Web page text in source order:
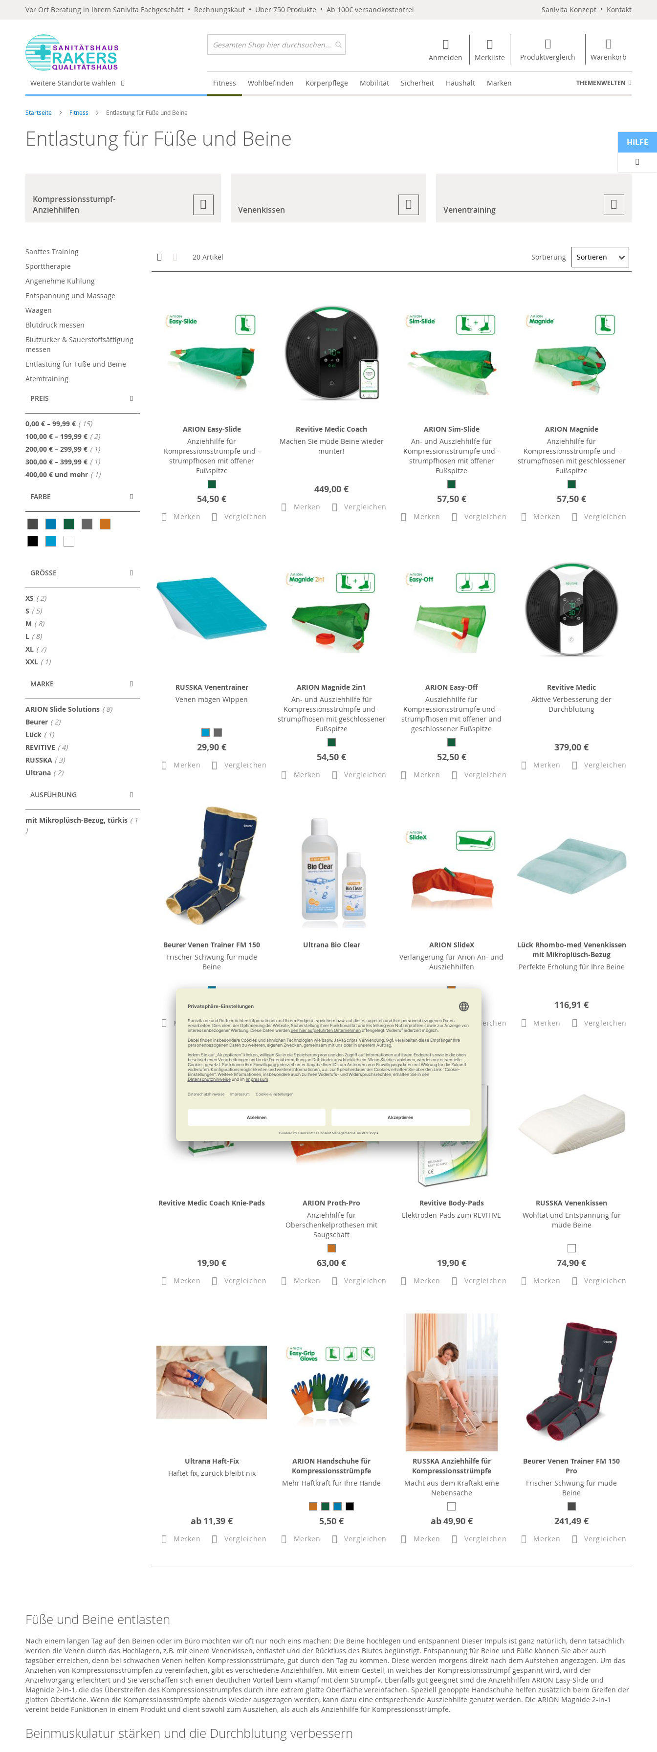
Vor Ort Beratung in Ihrem Sanivita Fachgeschäft • Rechnungskauf • Über 750 Produkte • Ab 100€ versandkostenfrei Sanivita Konzept • Kontakt
Anmelden Merkliste Produktvergleich Warenkorb
Weitere Standorte wählen Fitness Wohlbefinden Körperpflege Mobilität Sicherheit Haushalt Marken THEMENWELTEN
Startseite Fitness Entlastung für Füße und Beine
Entlastung für Füße und Beine
Kompressionsstumpf-
Anziehhilfen
Venenkissen Venentraining
Anzeigen
als
Kachelansicht
20 Artikel Sortierung
ARION Easy-Slide
Anziehhilfe für
Kompressionsstrümpfe und -
strumpfhosen mit offener
Fußspitze
54,50 €
Merken Vergleichen
Revitive Medic Coach
Machen Sie müde Beine wieder
munter!
449,00 €
Merken Vergleichen
ARION Sim-Slide
An- und Ausziehhilfe für
Kompressionsstrümpfe und -
strumpfhosen mit offener
Fußspitze
57,50 €
Merken Vergleichen
ARION Magnide
Anziehhilfe für
Kompressionsstrümpfe und -
strumpfhosen mit geschlossener
Fußspitze
57,50 €
Merken Vergleichen
RUSSKA Venentrainer
Venen mögen Wippen
29,90 €
Merken Vergleichen
ARION Magnide 2in1
An- und Ausziehhilfe für
Kompressionsstrümpfe und -
strumpfhosen mit geschlossener
Fußspitze
54,50 €
Merken Vergleichen
ARION Easy-Off
Ausziehhilfe für
Kompressionsstrümpfe und -
strumpfhosen mit offener und
geschlossener Fußspitze
52,50 €
Merken Vergleichen
Revitive Medic
Aktive Verbesserung der
Durchblutung
379,00 €
Merken Vergleichen
Beurer Venen Trainer FM 150
Frischer Schwung für müde
Beine
182,99 €
Merken Vergleichen
Ultrana Bio Clear
Merken Vergleichen
ARION SlideX
Verlängerung für Arion An- und
Ausziehhilfen
31,50 €
Merken Vergleichen
Lück Rhombo-med Venenkissen
mit Mikroplüsch-Bezug
Perfekte Erholung für Ihre Beine
116,91 €
Merken Vergleichen
Revitive Medic Coach Knie-Pads
19,90 €
Merken Vergleichen
ARION Proth-Pro
Anziehhilfe für
Oberschenkelprothesen mit
Saugschaft
63,00 €
Merken Vergleichen
Revitive Body-Pads
Elektroden-Pads zum REVITIVE
19,90 €
Merken Vergleichen
RUSSKA Venenkissen
Wohltat und Entspannung für
müde Beine
74,90 €
Merken Vergleichen
Ultrana Haft-Fix
Haftet fix, zurück bleibt nix
ab 11,39 €
Merken Vergleichen
ARION Handschuhe für
Kompressionsstrümpfe
Mehr Haftkraft für Ihre Hände
5,50 €
Merken Vergleichen
RUSSKA Anziehhilfe für
Kompressionsstrümpfe
Macht aus dem Kraftakt eine
Nebensache
ab49,90 €
Merken Vergleichen
Beurer Venen Trainer FM 150
Pro
Frischer Schwung für müde
Beine
241,49 €
Merken Vergleichen
Sanftes Training
Sporttherapie
Angenehme Kühlung
Entspannung und Massage
Waagen
Blutdruck messen
Blutzucker & Sauerstoffsättigung
messen
Entlastung für Füße und Beine
Atemtraining
PREIS
0,00 € – 99,99 € 15Artikel
100,00 € – 199,99 € 2Artikel
200,00 € – 299,99 € 1Artikel
300,00 € – 399,99 € 1Artikel
400,00 € und mehr 1Artikel
FARBE
GRÖSSE
XS 2Artikel
S 5Artikel
M 8Artikel
L 8Artikel
XL 7Artikel
XXL 1Artikel
MARKE
ARION Slide Solutions 8Artikel
Beurer 2Artikel
Lück 1Artikel
REVITIVE 4Artikel
RUSSKA 3Artikel
Ultrana 2Artikel
AUSFÜHRUNG
mit Mikroplüsch-Bezug, türkis 1
Artikel
Füße und Beine entlasten
Nach einem langen Tag auf den Beinen oder im Büro möchten wir oft nur noch eins machen: Die Beine hochlegen und entspannen! Dieser Impuls ist ganz natürlich, denn tatsächlich
werden die Venen durch das Hochlagern, z.B. mit einem Venenkissen, entlastet und der Rückfluss des Blutes begünstigt. Entspannung für Beine und Füße können Sie aber auch
tagsüber erreichen, denn bei schwachen Venen helfen Kompressionsstrümpfe, gut durch den Tag zu kommen. Diese werden morgens direkt nach dem Aufstehen angezogen. Um das
Anziehen von Kompressionsstrümpfen zu vereinfachen, gibt es verschiedene Anziehhilfen. Mit einem Gestell, in welches der Kompressionsstrumpf gespannt wird, wird der
Anziehvorgang erleichtert und Sie verschaffen sich einen deutlichen Vorteil beim »Kampf mit dem Strumpf«. Ebenfalls gut geeignet sind die Anziehhilfen ARION Easy-Slide und
Magnide 2-in-1, die das Überstreifen des Kompressionsstrumpfes durch ihre extrem glatte Oberfläche vereinfachen. Speziell genoppte Handschuhe helfen zusätzlich beim Greifen der
glatten Oberfläche. Wenn die Kompressionsstrümpfe abends wieder ausgezogen werden, kann dazu eine entsprechende Ausziehhilfe genutzt werden. Die ARION Magnide 2-in-1
vereint beide Funktionen in einem Produkt und dient sowohl zum Ausziehen, als auch als Anziehhilfe für Kompressionsstrümpfe.
Beinmuskulatur stärken und die Durchblutung verbessern
HILFE